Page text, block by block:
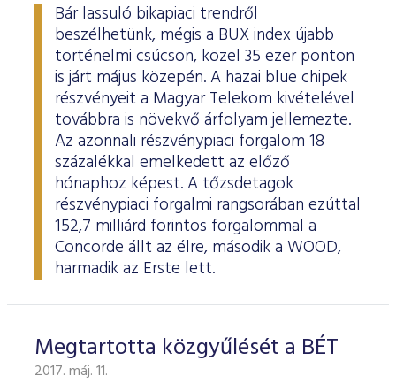
Bár lassuló bikapiaci trendről
beszélhetünk, mégis a BUX index újabb
történelmi csúcson, közel 35 ezer ponton
is járt május közepén. A hazai blue chipek
részvényeit a Magyar Telekom kivételével
továbbra is növekvő árfolyam jellemezte.
Az azonnali részvénypiaci forgalom 18
százalékkal emelkedett az előző
hónaphoz képest. A tőzsdetagok
részvénypiaci forgalmi rangsorában ezúttal
152,7 milliárd forintos forgalommal a
Concorde állt az élre, második a WOOD,
harmadik az Erste lett.
Megtartotta közgyűlését a BÉT
2017. máj. 11.